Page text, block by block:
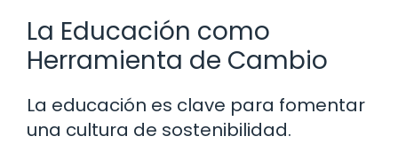
La Educación como
Herramienta de Cambio
La educación es clave para fomentar
una cultura de sostenibilidad.